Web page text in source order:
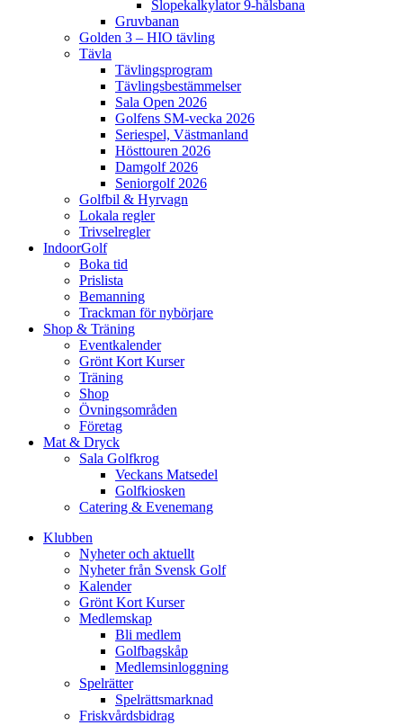
Slopekalkylator 9-hålsbana
Gruvbanan
Golden 3 – HIO tävling
Tävla
Tävlingsprogram
Tävlingsbestämmelser
Sala Open 2026
Golfens SM-vecka 2026
Seriespel, Västmanland
Hösttouren 2026
Damgolf 2026
Seniorgolf 2026
Golfbil & Hyrvagn
Lokala regler
Trivselregler
IndoorGolf
Boka tid
Prislista
Bemanning
Trackman för nybörjare
Shop & Träning
Eventkalender
Grönt Kort Kurser
Träning
Shop
Övningsområden
Företag
Mat & Dryck
Sala Golfkrog
Veckans Matsedel
Golfkiosken
Catering & Evenemang
Klubben
Nyheter och aktuellt
Nyheter från Svensk Golf
Kalender
Grönt Kort Kurser
Medlemskap
Bli medlem
Golfbagskåp
Medlemsinloggning
Spelrätter
Spelrättsmarknad
Friskvårdsbidrag